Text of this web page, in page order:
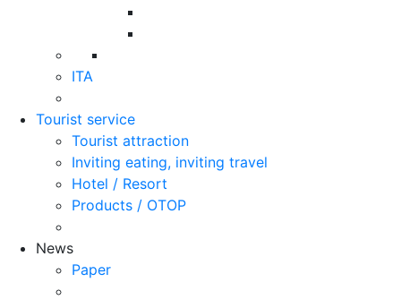
ITA
Tourist service
Tourist attraction
Inviting eating, inviting travel
Hotel / Resort
Products / OTOP
News
Paper